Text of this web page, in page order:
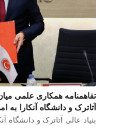
تفاهمنامه همکاری علمی
آتاترک و دانشگاه آنکارا به
بنیاد عالی آتاترک و